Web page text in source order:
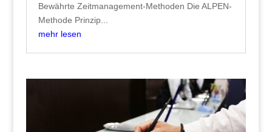
Bewährte Zeitmanagement-Methoden Die ALPEN-
Methode Prinzip...
mehr lesen